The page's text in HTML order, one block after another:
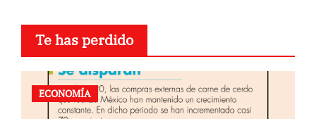
Te has perdido
ECONOMÍA